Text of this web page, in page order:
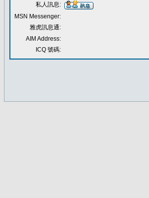
私人訊息:
MSN Messenger:
雅虎訊息通:
AIM Address:
ICQ 號碼: